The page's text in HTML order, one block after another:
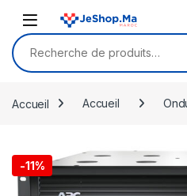
Recherche pour :
Accueil Accueil
-11%